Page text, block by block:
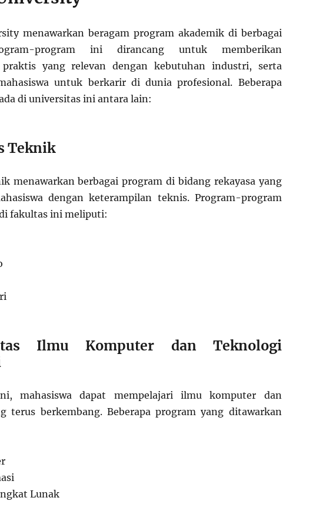
menawarkan beragam program akademik di berbagai
program ini dirancang untuk memberikan
praktis yang relevan dengan kebutuhan industri, serta
untuk berkarir di dunia profesional. Beberapa
di universitas ini antara lain:
Teknik
menawarkan berbagai program di bidang rekayasa yang
dengan keterampilan teknis. Program-program
fakultas ini meliputi:
Ilmu Komputer dan Teknologi
mahasiswa dapat mempelajari ilmu komputer dan
terus berkembang. Beberapa program yang ditawarkan
Lunak